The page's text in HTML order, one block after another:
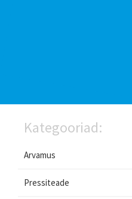
Kategooriad:
Arvamus
Pressiteade